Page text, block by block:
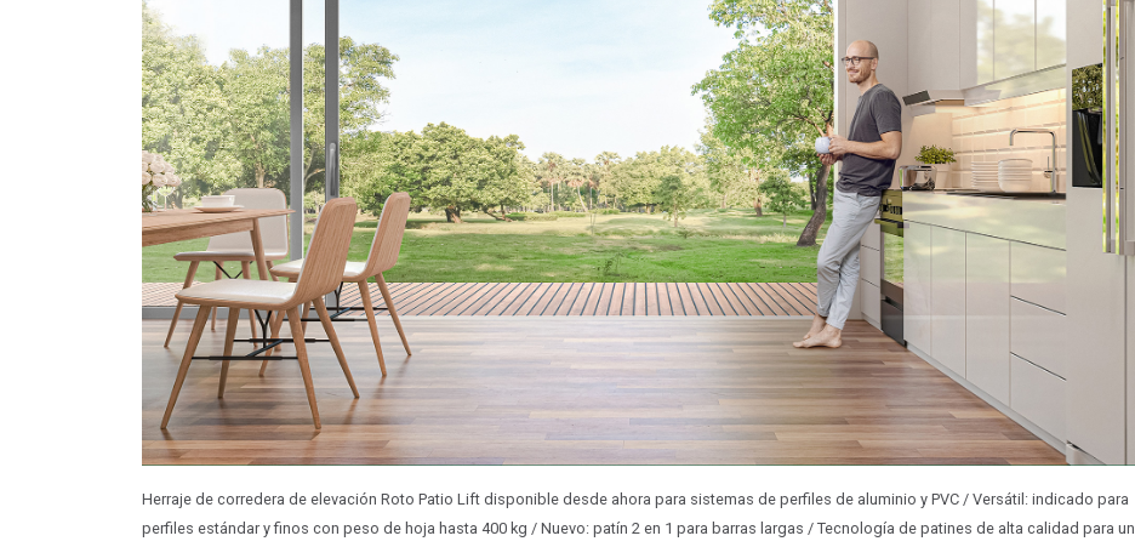
Herraje de corredera de elevación Roto Patio Lift disponible desde ahora para sistemas de perfiles de aluminio y PVC / Versátil: indicado para
perfiles estándar y finos con peso de hoja hasta 400 kg / Nuevo: patín 2 en 1 para barras largas / Tecnología de patines de alta calidad para un